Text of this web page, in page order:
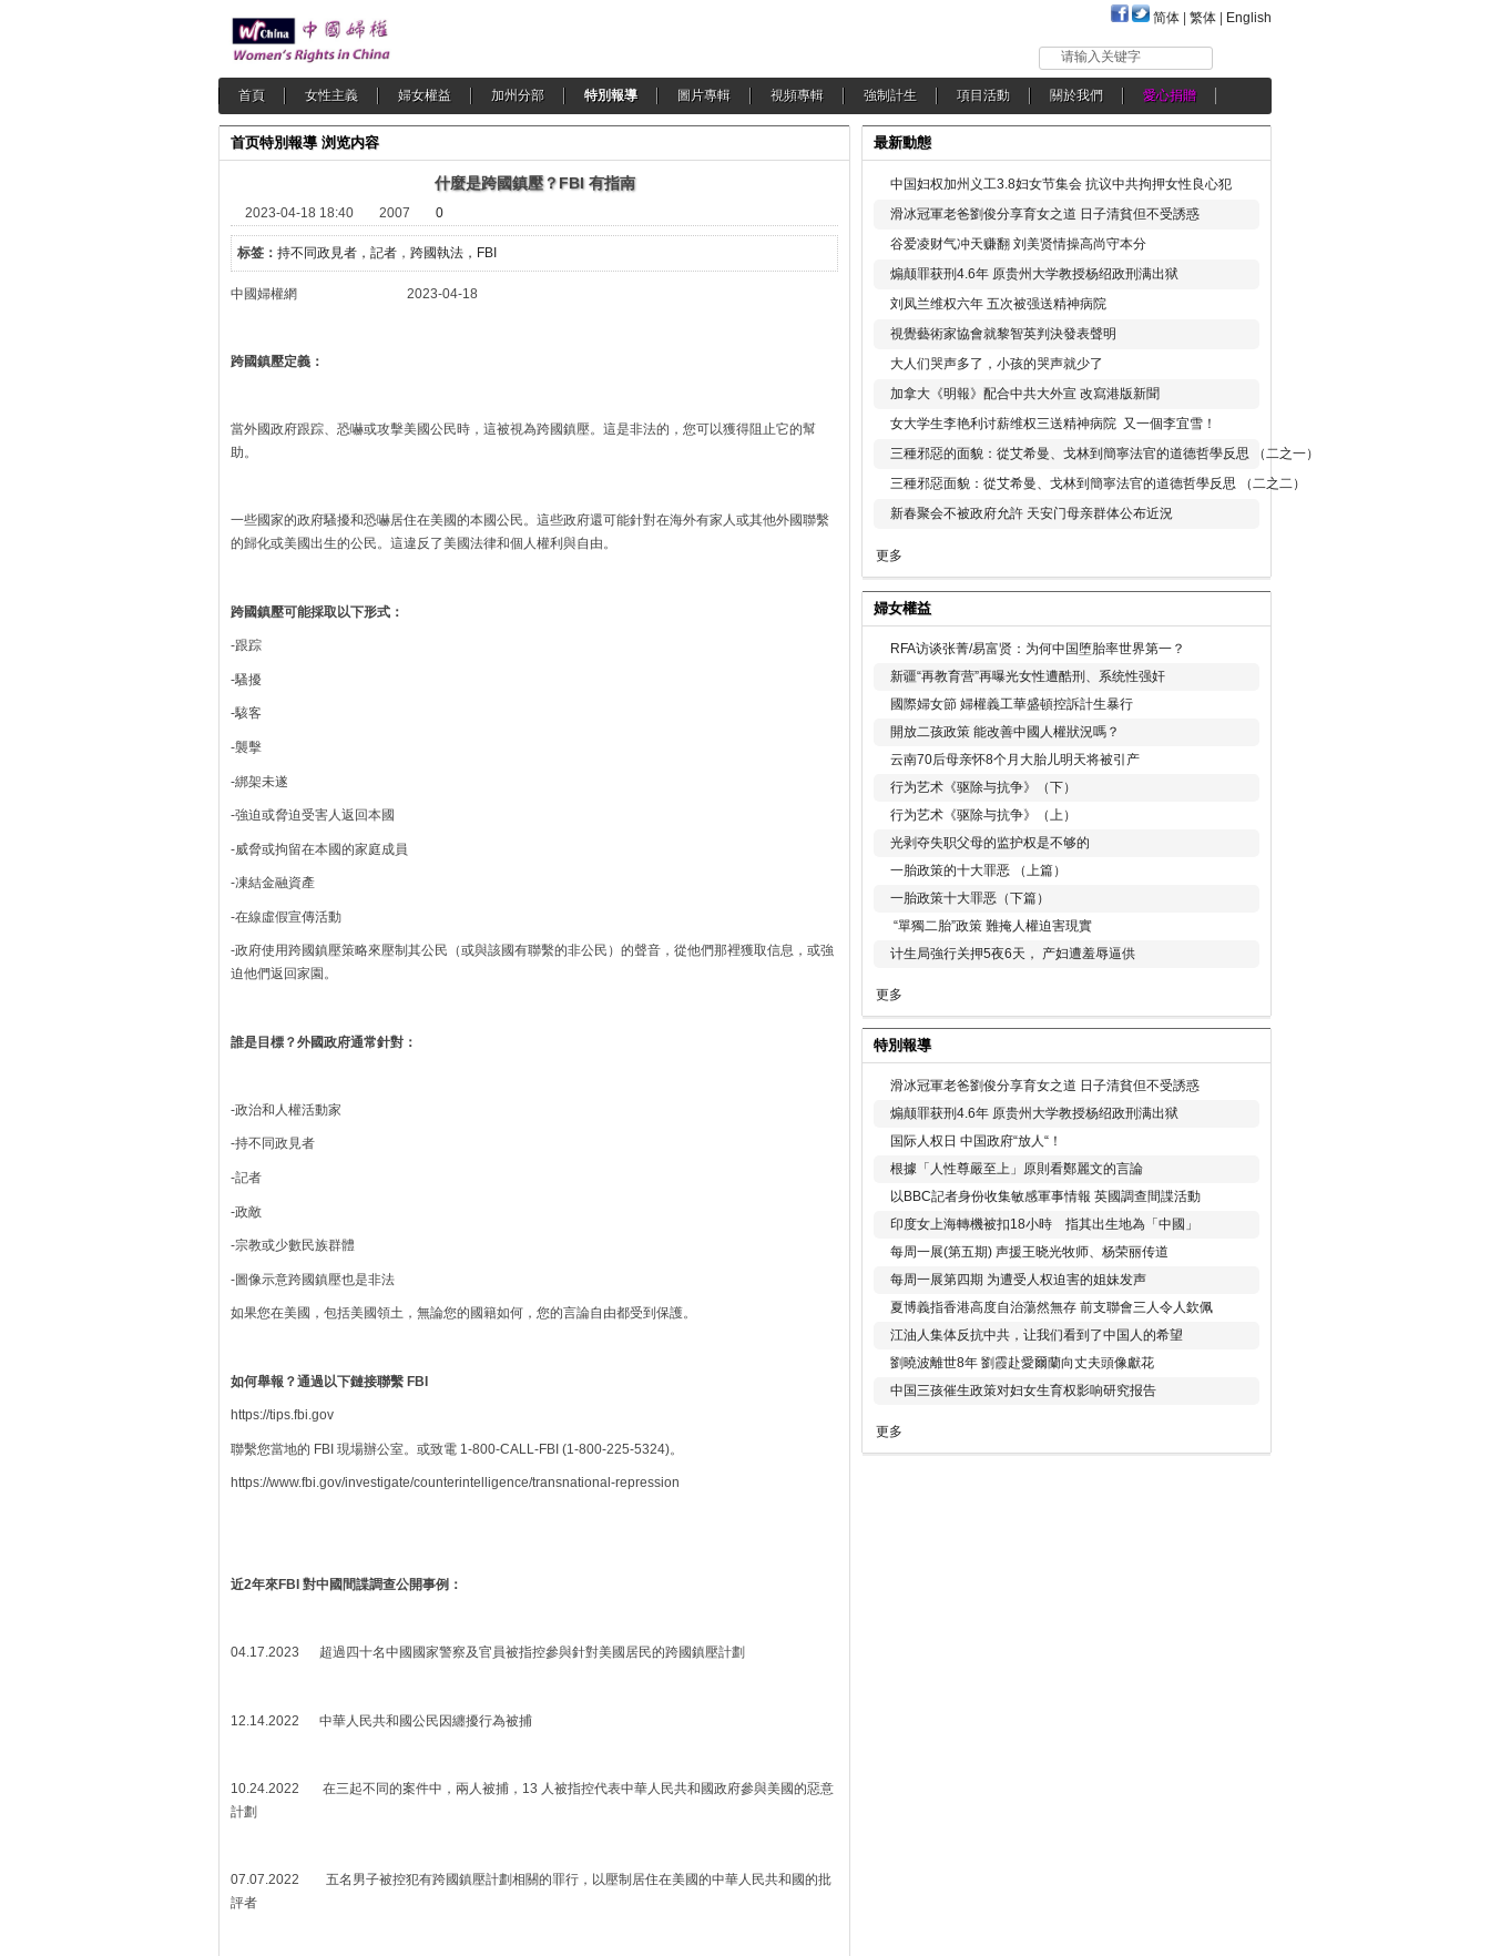
简体 繁体 English
请输入关键字
首頁 女性主義 婦女權益 加州分部 特別報導 圖片專輯 視頻專輯 強制計生 項目活動 關於我們 愛心捐贈
首页特別報導 浏览内容
什麼是跨國鎮壓？FBI 有指南
2023-04-18 18:40 2007 0
标签： 持不同政見者，記者 ， 跨國執法，FBI
中國婦權網 2023-04-18
跨國鎮壓定義：
當外國政府跟踪、恐嚇或攻擊美國公民時，這被視為跨國鎮壓。這是非法的，您可以獲得阻止它的幫
助。
一些國家的政府騷擾和恐嚇居住在美國的本國公民。這些政府還可能針對在海外有家人或其他外國聯繫
的歸化或美國出生的公民。這違反了美國法律和個人權利與自由。
跨國鎮壓可能採取以下形式：
-跟踪
-騷擾
-駭客
-襲擊
-綁架未遂
-強迫或脅迫受害人返回本國
-威脅或拘留在本國的家庭成員
-凍結金融資產
-在線虛假宣傳活動
-政府使用跨國鎮壓策略來壓制其公民（或與該國有聯繫的非公民）的聲音，從他們那裡獲取信息，或強
迫他們返回家園。
誰是目標？外國政府通常針對：
-政治和人權活動家
-持不同政見者
-記者
-政敵
-宗教或少數民族群體
-圖像示意跨國鎮壓也是非法
如果您在美國，包括美國領土，無論您的國籍如何，您的言論自由都受到保護。
如何舉報？通過以下鏈接聯繫 FBI
https://tips.fbi.gov
聯繫您當地的 FBI 現場辦公室。或致電 1-800-CALL-FBI (1-800-225-5324)。
https://www.fbi.gov/investigate/counterintelligence/transnational-repression
近2年來FBI 對中國間諜調查公開事例：
04.17.2023 超過四十名中國國家警察及官員被指控參與針對美國居民的跨國鎮壓計劃
12.14.2022 中華人民共和國公民因纏擾行為被捕
10.24.2022 在三起不同的案件中，兩人被捕，13 人被指控代表中華人民共和國政府參與美國的惡意
計劃
07.07.2022 五名男子被控犯有跨國鎮壓計劃相關的罪行，以壓制居住在美國的中華人民共和國的批
評者
最新動態
中国妇权加州义工3.8妇女节集会 抗议中共拘押女性良心犯
滑冰冠軍老爸劉俊分享育女之道 日子清貧但不受誘惑
谷爱凌财气冲天赚翻 刘美贤情操高尚守本分
煽颠罪获刑4.6年 原贵州大学教授杨绍政刑满出狱
刘凤兰维权六年 五次被强送精神病院
視覺藝術家協會就黎智英判決發表聲明
大人们哭声多了，小孩的哭声就少了
加拿大《明報》配合中共大外宣 改寫港版新聞
女大学生李艳利讨薪维权三送精神病院 又一個李宜雪！
三種邪惡的面貌：從艾希曼、戈林到簡寧法官的道德哲學反思 （二之一）
三種邪惡面貌：從艾希曼、戈林到簡寧法官的道德哲學反思 （二之二）
新春聚会不被政府允許 天安门母亲群体公布近況
更多
婦女權益
RFA访谈张菁/易富贤：为何中国堕胎率世界第一？
新疆“再教育营”再曝光女性遭酷刑、系统性强奸
國際婦女節 婦權義工華盛頓控訴計生暴行
開放二孩政策 能改善中國人權狀況嗎？
云南70后母亲怀8个月大胎儿明天将被引产
行为艺术《驱除与抗争》（下）
行为艺术《驱除与抗争》（上）
光剥夺失职父母的监护权是不够的
一胎政策的十大罪恶 （上篇）
一胎政策十大罪恶（下篇）
“單獨二胎”政策 難掩人權迫害現實
计生局強行关押5夜6天， 产妇遭羞辱逼供
更多
特別報導
滑冰冠軍老爸劉俊分享育女之道 日子清貧但不受誘惑
煽颠罪获刑4.6年 原贵州大学教授杨绍政刑满出狱
国际人权日 中国政府“放人“！
根據「人性尊嚴至上」原則看鄭麗文的言論
以BBC記者身份收集敏感軍事情報 英國調查間諜活動
印度女上海轉機被扣18小時 指其出生地為「中國」
每周一展(第五期) 声援王晓光牧师、杨荣丽传道
每周一展第四期 为遭受人权迫害的姐妹发声
夏博義指香港高度自治蕩然無存 前支聯會三人令人欽佩
江油人集体反抗中共，让我们看到了中国人的希望
劉曉波離世8年 劉霞赴愛爾蘭向丈夫頭像獻花
中国三孩催生政策对妇女生育权影响研究报告
更多